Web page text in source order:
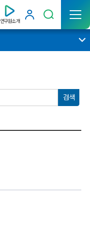
연구원소개